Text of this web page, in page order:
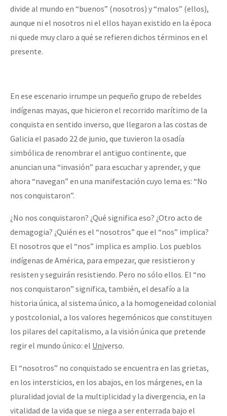
divide al mundo en “buenos” (nosotros) y “malos” (ellos),
aunque ni el nosotros ni el ellos hayan existido en la época
ni quede muy claro a qué se refieren dichos términos en el
presente.
En ese escenario irrumpe un pequeño grupo de rebeldes
indígenas mayas, que hicieron el recorrido marítimo de la
conquista en sentido inverso, que llegaron a las costas de
Galicia el pasado 22 de junio, que tuvieron la osadía
simbólica de renombrar el antiguo continente, que
anuncian una “invasión” para escuchar y aprender, y que
ahora “navegan” en una manifestación cuyo lema es: “No
nos conquistaron”.
¿No nos conquistaron? ¿Qué significa eso? ¿Otro acto de
demagogia? ¿Quién es el “nosotros” que el “nos” implica?
El nosotros que el “nos” implica es amplio. Los pueblos
indígenas de América, para empezar, que resistieron y
resisten y seguirán resistiendo. Pero no sólo ellos. El “no
nos conquistaron” significa, también, el desafío a la
historia única, al sistema único, a la homogeneidad colonial
y postcolonial, a los valores hegemónicos que constituyen
los pilares del capitalismo, a la visión única que pretende
regir el mundo único: el Universo.
El “nosotros” no conquistado se encuentra en las grietas,
en los intersticios, en los abajos, en los márgenes, en la
pluralidad jovial de la multiplicidad y la divergencia, en la
vitalidad de la vida que se niega a ser enterrada bajo el